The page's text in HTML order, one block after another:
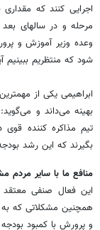
اجرایی کنند که
مرحله و در سالهای
وعده وزیر آموزش و
شود که منتظریم
ابراهیمی یکی از
بهینه می‌داند و
تیم مذاکره کننده
بگیرند که این رشد
منافع ما با سایر
این فعال صنفی
و پرورش با کمبود